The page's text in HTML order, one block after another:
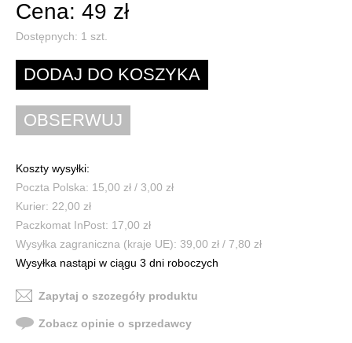
Cena: 49 zł
Dostępnych: 1 szt.
Koszty wysyłki:
Poczta Polska: 15,00 zł / 3,00 zł
Kurier: 22,00 zł
Paczkomat InPost: 17,00 zł
Wysyłka zagraniczna (kraje UE): 39,00 zł / 7,80 zł
Wysyłka nastąpi w ciągu 3 dni roboczych
Zapytaj o szczegóły produktu
Zobacz opinie o sprzedawcy